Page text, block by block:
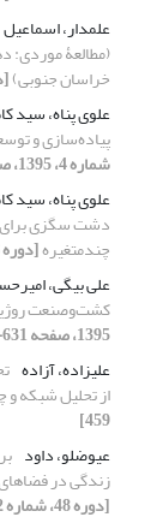
علمدار، اسماعیل
(مطالعۀ موردی:
خراسان جنوبی)
علوی پناه، سید
پیاده‌سازی و
شماره 4، 1395، صفحه 673-696]
علوی پناه، سید
دشت سگزی
چندمتغیره[دوره 48، شماره 1، 1395، صفحه 141-157]
علی بیگی،
کشت‌وصنعت
1395، صفحه 631-643]
علیزاده، آزاده
از تحلیل شبکه و
459]
عیوضلو، داود
زندگی در فضاهای
[دوره 48، شماره 2، 1395، صفحه 349-361]